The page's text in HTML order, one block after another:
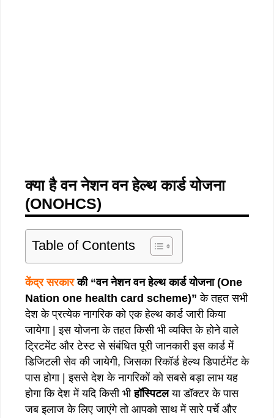
क्या है वन नेशन वन हेल्थ कार्ड योजना
(ONOHCS)
Table of Contents
केंद्र सरकारकी “वन नेशन वन हेल्थ कार्ड योजना (One
Nation one health card scheme)” के तहत सभी
देश के प्रत्येक नागरिक को एक हेल्थ कार्ड जारी किया
जायेगा | इस योजना के तहत किसी भी व्यक्ति के होने वाले
ट्रिटमेंट और टेस्ट से संबंधित पूरी जानकारी इस कार्ड में
डिजिटली सेव की जायेगी, जिसका रिकॉर्ड हेल्थ डिपार्टमेंट के
पास होगा | इससे देश के नागरिकों को सबसे बड़ा लाभ यह
होगा कि देश में यदि किसी भीहॉस्पिटलया डॉक्टर के पास
जब इलाज के लिए जाएंगे तो आपको साथ में सारे पर्चे और